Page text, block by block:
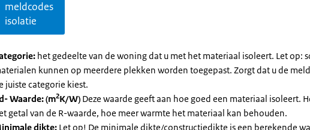
meldcodes
isolatie
het gedeelte van de woning dat u met het materiaal isoleert. Let op:
kunnen op meerdere plekken worden toegepast. Zorgt dat u de
juiste categorie kiest.
Waarde: (m2K/W) Deze waarde geeft aan hoe goed een materiaal isoleert.
getal van de R-waarde, hoe meer warmte het materiaal kan behouden.
dikte: Let op! De minimale dikte/constructiedikte is een berekende